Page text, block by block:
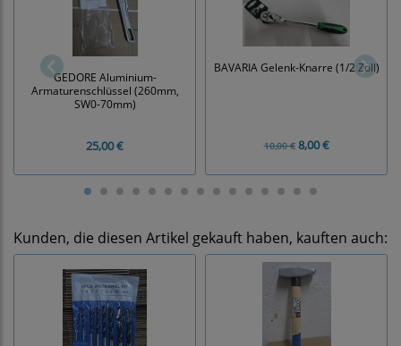
GEDORE Aluminium-
Armaturenschlüssel (260mm,
SW0-70mm)
25,00 €
BAVARIA Gelenk-Knarre (1/2 Zoll)
10,00 €8,00 €
Kunden, die diesen Artikel gekauft haben, kauften auch: